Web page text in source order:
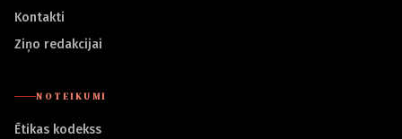
Kontakti
Ziņo redakcijai
NOTEIKUMI
Ētikas kodekss